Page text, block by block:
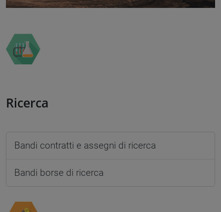
Ricerca
Bandi contratti e assegni di ricerca
Bandi borse di ricerca